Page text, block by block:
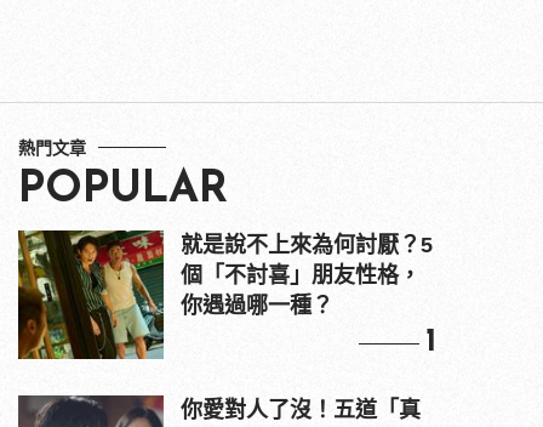
熱門文章
POPULAR
就是說不上來為何討厭？5
個「不討喜」朋友性格，
你遇過哪一種？
1
你愛對人了沒！五道「真